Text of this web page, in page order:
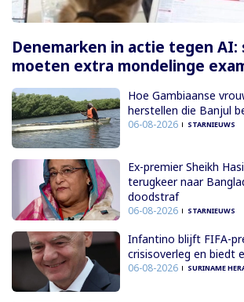
Denemarken in actie tegen AI:
moeten extra mondelinge
Hoe Gambiaanse
herstellen die Banjul
06-08-2026 STARNIEUWS
Ex-premier Sheikh
terugkeer naar
doodstraf
06-08-2026 STARNIEUWS
Infantino blijft FIFA-
crisisoverleg en biedt
06-08-2026 SURINAME